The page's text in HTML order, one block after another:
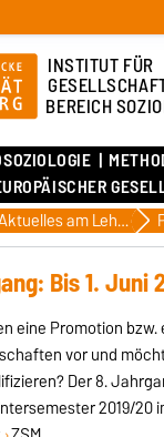
INSTITUT FÜR
BEREICH
Aktuelles am Lehrstuhl
Bis 1. Juni
eine Promotion
vor und
Der 8.
2019/20